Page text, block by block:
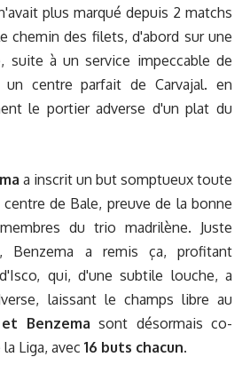
plus marqué depuis 2 matchs
chemin des filets, d'abord sur une
suite à un service impeccable de
un centre parfait de Carvajal. en
le portier adverse d'un plat du
a inscrit un but somptueux toute
de Bale, preuve de la bonne
du trio madrilène. Juste
Benzema a remis ça, profitant
qui, d'une subtile louche, a
laissant le champs libre au
Benzema sont désormais co-
Liga, avec 16 buts chacun.